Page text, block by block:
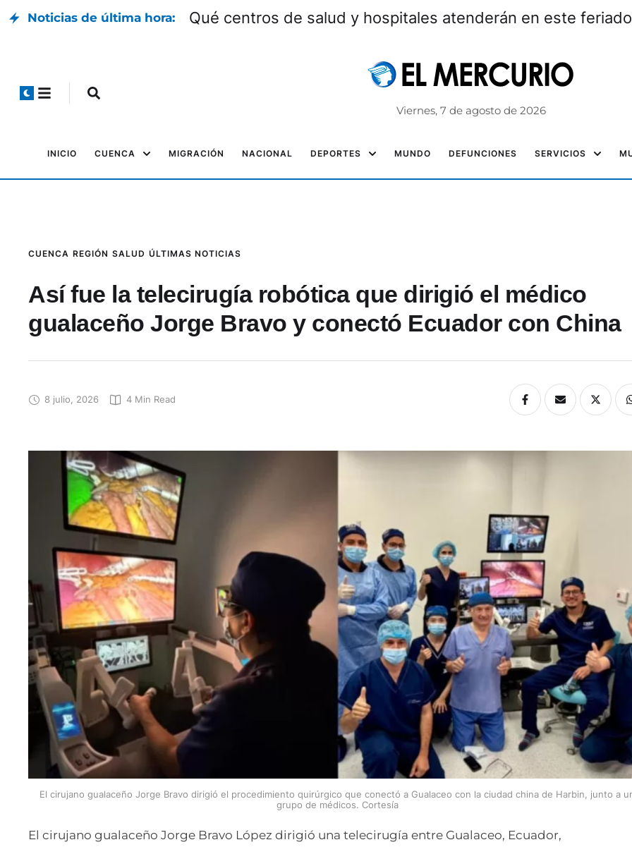
Noticias de última hora: Qué centros de salud y hospitales atenderán en este
Viernes, 7 de agosto de 2026
INICIO CUENCA MIGRACIÓN NACIONAL DEPORTES MUNDO DEFUNCIONES SERVICIOS
CUENCA REGIÓN SALUD ÚLTIMAS NOTICIAS
Así fue la telecirugía robótica que dirigió el médico
gualaceño Jorge Bravo y conectó Ecuador con China
8 julio, 2026 4 Min Read
El cirujano gualaceño Jorge Bravo dirigió el procedimiento quirúrgico que conectó a Gualaceo con la ciudad china de Harbin, junto a
grupo de médicos. Cortesía
El cirujano gualaceño Jorge Bravo López dirigió una telecirugía entre Gualaceo, Ecuador,